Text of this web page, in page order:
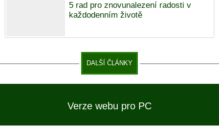
5 rad pro znovunalezení radosti v
každodenním životě
DALŠÍ ČLÁNKY
Verze webu pro PC